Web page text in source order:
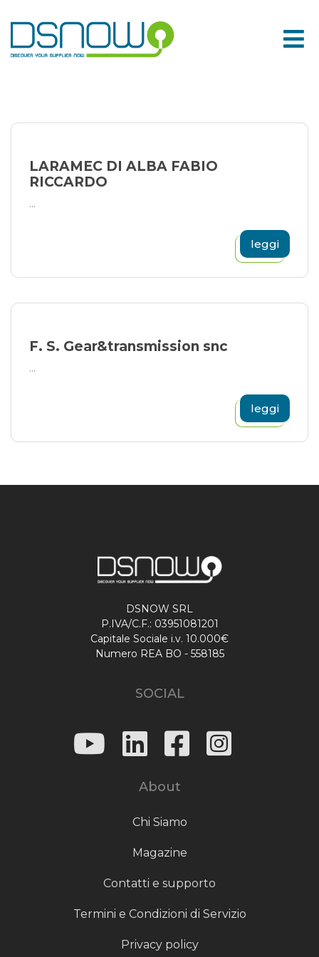
to
content
LARAMEC DI ALBA FABIO
RICCARDO
...
leggi
F. S. Gear&transmission snc
...
leggi
DSNOW SRL
P.IVA/C.F.: 03951081201
Capitale Sociale i.v. 10.000€
Numero REA BO - 558185
SOCIAL
About
Chi Siamo
Magazine
Contatti e supporto
Termini e Condizioni di Servizio
Privacy policy